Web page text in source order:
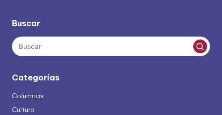
Buscar
Categorías
Columnas
Cultura